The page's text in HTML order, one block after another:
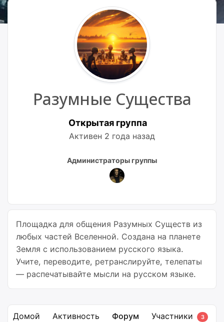
Разумные Существа
Открытая группа
Активен 2 года назад
ЛидерыАдминистраторы группы
Площадка для общения Разумных Существ из
любых частей Вселенной. Создана на планете
Земля с использованием русского языка.
Учите, переводите, ретранслируйте, телепаты
— распечатывайте мысли на русском языке.
Домой Активность Форум Участники 3